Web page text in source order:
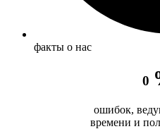
факты о нас
0
ошибок,
времени и